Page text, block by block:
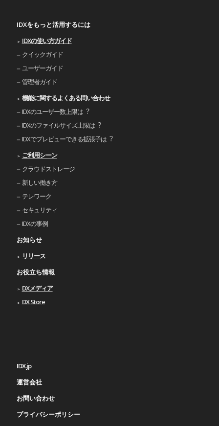
IDXをもっと活用するには
IDXの使い⽅ガイド
クイックガイド
ユーザーガイド
管理者ガイド
機能に関するよくある問い合わせ
IDXのユーザー数上限は︖
IDXのファイルサイズ上限は︖
IDXでプレビューできる拡張⼦は︖
ご利⽤シーン
クラウドストレージ
新しい働き⽅
テレワーク
セキュリティ
IDXの事例
お知らせ
リリース
お役立ち情報
DXメディア
DX Store
IDX.jp
運営会社
お問い合わせ
プライバシーポリシー